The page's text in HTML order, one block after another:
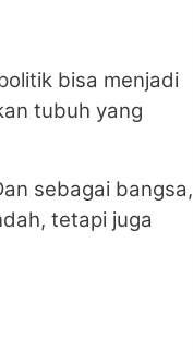
bisa menjadi
tubuh yang
sebagai bangsa,
tetapi juga